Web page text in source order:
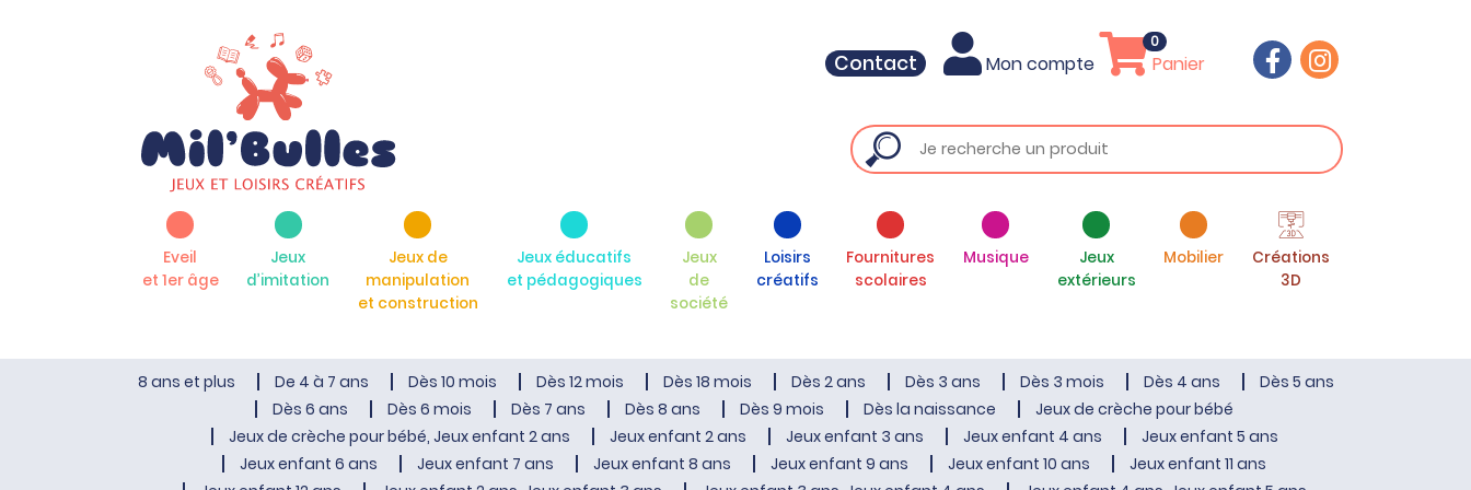
Contact Mon compte Panier
0
Eveil
et 1er âge
Jeux
d’imitation
Jeux de
manipulation
et construction
Jeux éducatifs
et pédagogiques
Jeux
de
société
Loisirs
créatifs
Fournitures
scolaires
Musique
Jeux
extérieurs
Mobilier
Créations
3D
8 ans et plus De 4 à 7 ans Dès 10 mois Dès 12 mois Dès 18 mois Dès 2 ans Dès 3 ans Dès 3 mois Dès 4 ans
Dès 5 ans
Dès 6 ans
Dès 6 mois Dès 7 ans Dès 8 ans Dès 9 mois Dès la naissance
Jeux de crèche pour bébé
Jeux de crèche pour bébé, Jeux enfant 2 ans
Jeux enfant 2 ans Jeux enfant 3 ans Jeux enfant 4 ans
Jeux enfant 5 ans
Jeux enfant 6 ans
Jeux enfant 7 ans Jeux enfant 8 ans Jeux enfant 9 ans Jeux enfant 10 ans
Jeux enfant 11 ans